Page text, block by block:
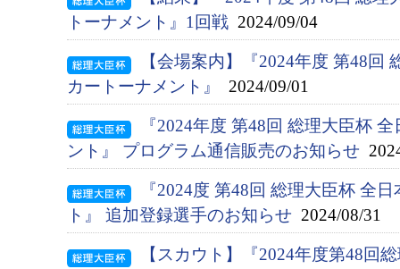
トーナメント』1回戦 2024/09/04
【会場案内】『2024年度 第48回
カートーナメント』
2024/09/01
『2024年度 第48回 総理大臣杯
ント』 プログラム通信販売のお知らせ
『2024度 第48回 総理大臣杯 全
ト』 追加登録選手のお知らせ 2024/08/31
【スカウト】『2024年度第48回